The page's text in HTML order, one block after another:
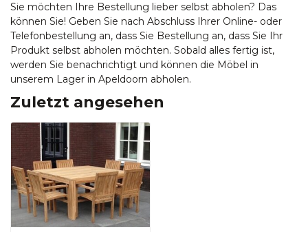
Sie möchten Ihre Bestellung lieber selbst abholen? Das
können Sie! Geben Sie nach Abschluss Ihrer Online- oder
Telefonbestellung an, dass Sie Bestellung an, dass Sie Ihr
Produkt selbst abholen möchten. Sobald alles fertig ist,
werden Sie benachrichtigt und können die Möbel in
unserem Lager in Apeldoorn abholen.
Zuletzt angesehen